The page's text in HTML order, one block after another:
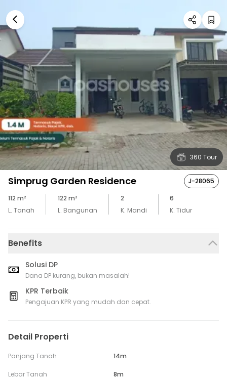
360 Tour
Simprug Garden Residence
J-28065
112 m²
L. Tanah
122 m²
L. Bangunan
2
K. Mandi
6
K. Tidur
Benefits
Solusi DP
Dana DP kurang, bukan masalah!
KPR Terbaik
Pengajuan KPR yang mudah dan cepat.
Detail Properti
Panjang Tanah 14m
Lebar Tanah 8m